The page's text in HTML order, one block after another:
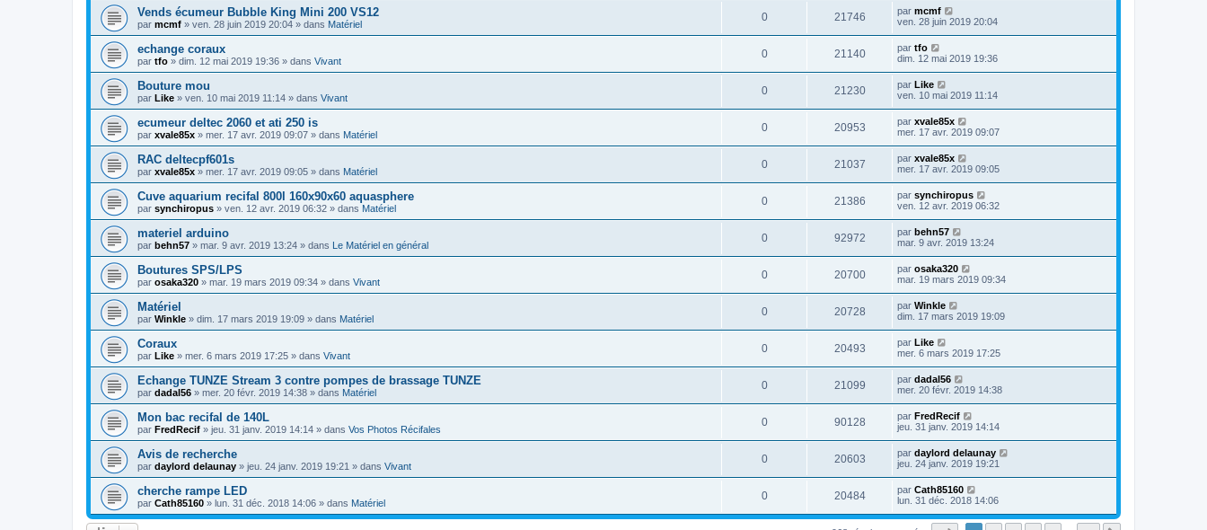
Vends écumeur Bubble King Mini 200 VS12
par mcmf » ven. 28 juin 2019 20:04 » dans Matériel
0 21746 par mcmf
ven. 28 juin 2019 20:04
echange coraux
par tfo » dim. 12 mai 2019 19:36 » dans Vivant
0 21140 par tfo
dim. 12 mai 2019 19:36
Bouture mou
par Like » ven. 10 mai 2019 11:14 » dans Vivant
0 21230 par Like
ven. 10 mai 2019 11:14
ecumeur deltec 2060 et ati 250 is
par xvale85x » mer. 17 avr. 2019 09:07 » dans Matériel
0 20953 par xvale85x
mer. 17 avr. 2019 09:07
RAC deltecpf601s
par xvale85x » mer. 17 avr. 2019 09:05 » dans Matériel
0 21037 par xvale85x
mer. 17 avr. 2019 09:05
Cuve aquarium recifal 800l 160x90x60 aquasphere
par synchiropus » ven. 12 avr. 2019 06:32 » dans Matériel
0 21386 par synchiropus
ven. 12 avr. 2019 06:32
materiel arduino
par behn57 » mar. 9 avr. 2019 13:24 » dans Le Matériel en général
0 92972 par behn57
mar. 9 avr. 2019 13:24
Boutures SPS/LPS
par osaka320 » mar. 19 mars 2019 09:34 » dans Vivant
0 20700 par osaka320
mar. 19 mars 2019 09:34
Matériel
par Winkle » dim. 17 mars 2019 19:09 » dans Matériel
0 20728 par Winkle
dim. 17 mars 2019 19:09
Coraux
par Like » mer. 6 mars 2019 17:25 » dans Vivant
0 20493 par Like
mer. 6 mars 2019 17:25
Echange TUNZE Stream 3 contre pompes de brassage TUNZE
par dadal56 » mer. 20 févr. 2019 14:38 » dans Matériel
0 21099 par dadal56
mer. 20 févr. 2019 14:38
Mon bac recifal de 140L
par FredRecif » jeu. 31 janv. 2019 14:14 » dans Vos Photos Récifales
0 90128 par FredRecif
jeu. 31 janv. 2019 14:14
Avis de recherche
par daylord delaunay » jeu. 24 janv. 2019 19:21 » dans Vivant
0 20603 par daylord delaunay
jeu. 24 janv. 2019 19:21
cherche rampe LED
par Cath85160 » lun. 31 déc. 2018 14:06 » dans Matériel
0 20484 par Cath85160
lun. 31 déc. 2018 14:06